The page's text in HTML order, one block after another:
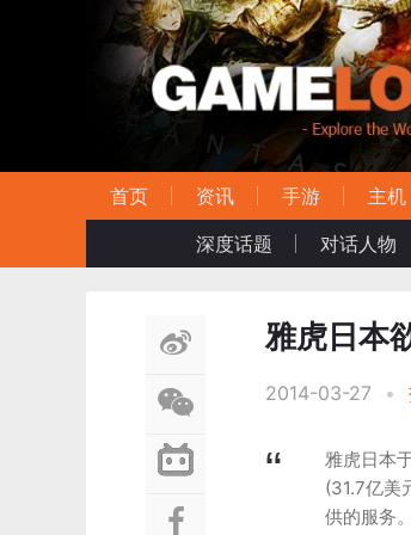
首页 资讯 手游 主机
深度话题
对话人物
雅虎日本
2014-03-27 •
雅虎日本
(31.7亿美
供的服务